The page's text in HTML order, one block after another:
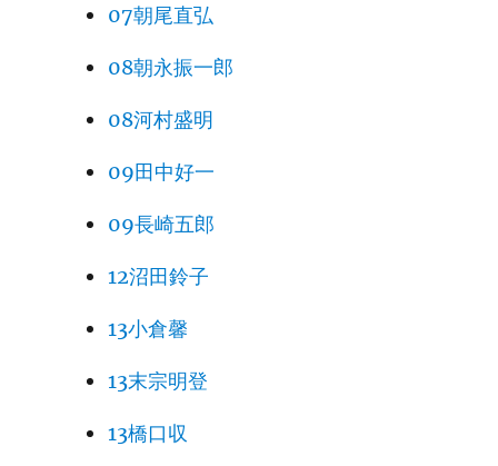
07朝尾直弘
08朝永振一郎
08河村盛明
09田中好一
09長崎五郎
12沼田鈴子
13小倉馨
13末宗明登
13橋口収